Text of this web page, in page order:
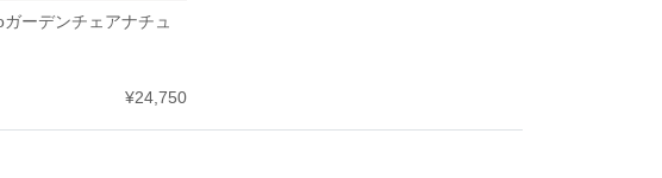
ーデンチェアナチュ
¥24,750